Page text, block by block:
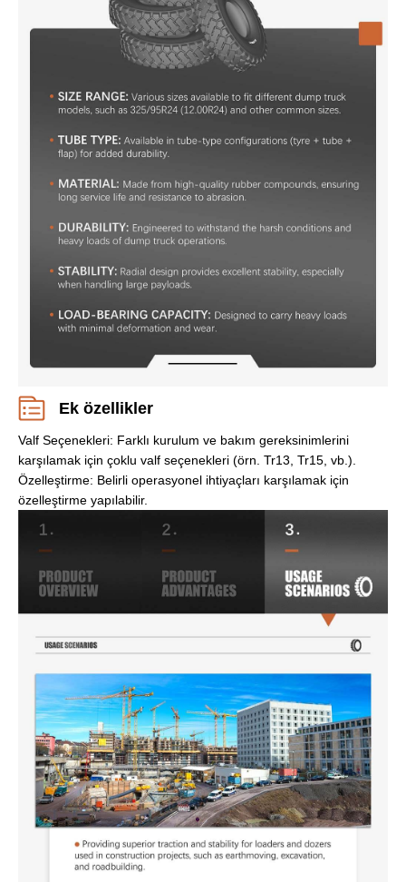
Ek özellikler
Valf Seçenekleri: Farklı kurulum ve bakım gereksinimlerini
karşılamak için çoklu valf seçenekleri (örn. Tr13, Tr15, vb.).
Özelleştirme: Belirli operasyonel ihtiyaçları karşılamak için
özelleştirme yapılabilir.